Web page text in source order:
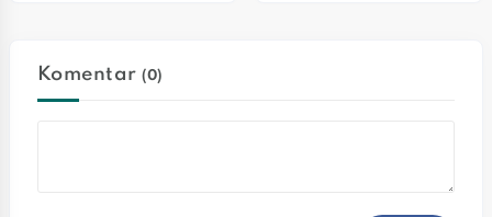
Komentar(0)